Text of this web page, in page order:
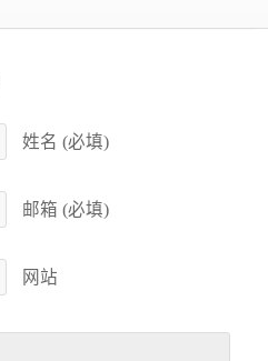
姓名 (必填)
邮箱 (必填)
网站